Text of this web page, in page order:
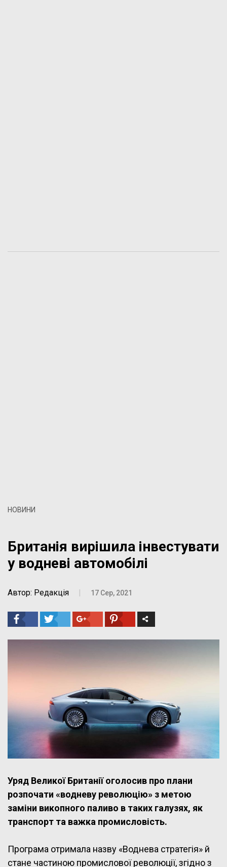
НОВИНИ
Британія вирішила інвестувати
у водневі автомобілі
Автор: Редакція 17 Сер, 2021
Уряд Великої Британії оголосив про плани
розпочати «водневу революцію» з метою
заміни викопного паливо в таких галузях, як
транспорт та важка промисловість.
Програма отримала назву «Воднева стратегія» й
стане частиною промислової революції, згідно з